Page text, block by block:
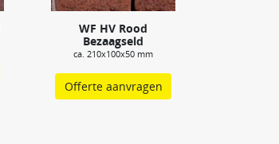
WF HV Rood
Bezaagseld
ca. 210x100x50 mm
Offerte aanvragen